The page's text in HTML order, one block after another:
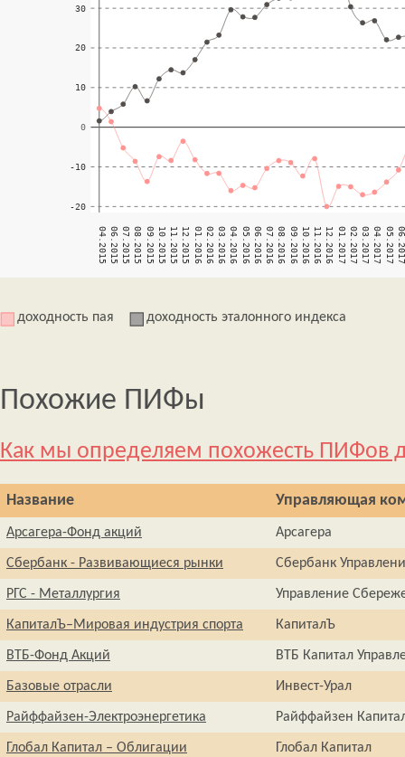
доходность пая доходность эталонного индекса
Похожие ПИФы
Как мы определяем похожесть ПИФов
Название Управляющая
Арсагера-Фонд акций Арсагера
Сбербанк - Развивающиеся рынки Сбербанк
РГС - Металлургия Управление
КапиталЪ–Мировая индустрия спорта КапиталЪ
ВТБ-Фонд Акций ВТБ Капитал
Базовые отрасли Инвест-Урал
Райффайзен-Электроэнергетика Райффайзен
Глобал Капитал – Облигации Глобал Капитал